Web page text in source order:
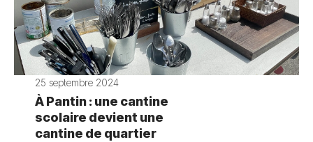
25 septembre 2024
À Pantin : une cantine
scolaire devient une
cantine de quartier